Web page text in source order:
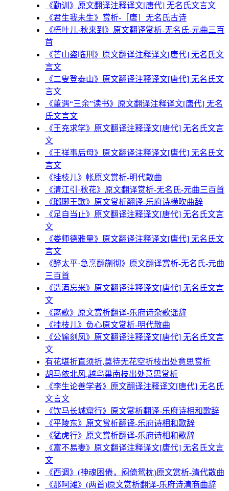
《勤训》原文翻译注释译文[唐代] 无名氏文言文
《君生我未生》赏析-［唐］无名氏古诗
《梧叶儿·秋来到》原文翻译赏析-无名氏-元曲三百
首
《芒山盗临刑》原文翻译注释译文[唐代] 无名氏文
言文
《二叟登泰山》原文翻译注释译文[唐代] 无名氏文
言文
《董遇“三余”读书》原文翻译注释译文[唐代] 无名
氏文言文
《王充求学》原文翻译注释译文[唐代] 无名氏文言
文
《王祥事后母》原文翻译注释译文[唐代] 无名氏文
言文
《挂枝儿》帐原文赏析-明代散曲
《清江引·秋花》原文翻译赏析-无名氏-元曲三百首
《瑯琊王歌》原文赏析翻译-乐府诗横吹曲辞
《足自当止》原文翻译注释译文[唐代] 无名氏文言
文
《娄师德雅量》原文翻译注释译文[唐代] 无名氏文
言文
《醉太平·急烹翻蒯彻》原文翻译赏析-无名氏-元曲
三百首
《造酒忘米》原文翻译注释译文[唐代] 无名氏文言
文
《离歌》原文赏析翻译-乐府诗杂歌谣辞
《挂枝儿》负心原文赏析-明代散曲
《公输刻凤》原文翻译注释译文[唐代] 无名氏文言
文
有花堪折直须折,莫待无花空折枝出处意思赏析
胡马依北风,越鸟巢南枝出处意思赏析
《李生论善学者》原文翻译注释译文[唐代] 无名氏
文言文
《饮马长城窟行》原文赏析翻译-乐府诗相和歌辞
《平陵东》原文赏析翻译-乐府诗相和歌辞
《猛虎行》原文赏析翻译-乐府诗相和歌辞
《富不易妻》原文翻译注释译文[唐代] 无名氏文言
文
《西调》(神魂困倦，闷倚鸳枕)原文赏析-清代散曲
《那呵滩》(两首)原文赏析翻译-乐府诗清商曲辞